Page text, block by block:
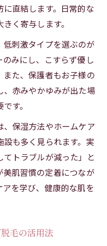
直結します。日常的な
く寄与します。
刺激タイプを選ぶのが
みにし、こすらず優し
た、保護者もお子様の
赤みやかゆみが出た場
す。
保湿方法やホームケア
も多く見られます。実
トラブルが減った」と
肌習慣の定着につなが
を学び、健康的な肌を
毛の活用法